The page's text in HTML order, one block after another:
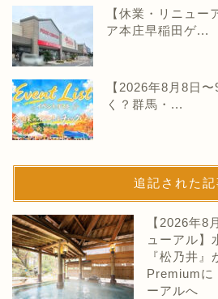
【休業・リニュー
ア本庄早稲田ゲ...
【2026年8月8日
く？群馬・...
追記された記
【2026年8
ューアル】
『松乃井
Premiumに
ーアルへ